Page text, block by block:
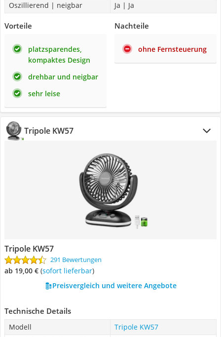
Oszillierend | neigbar
Ja | Ja
Vorteile
platzsparendes,
kompaktes Design
drehbar und neigbar
sehr leise
Nachteile
ohne Fernsteuerung
Tripole KW57
Tripole KW57
291 Bewertungen
ab 19,00 € ( Sofort lieferbar)
Preisvergleich und weitere Angebote
Technische Details
Modell
Tripole KW57